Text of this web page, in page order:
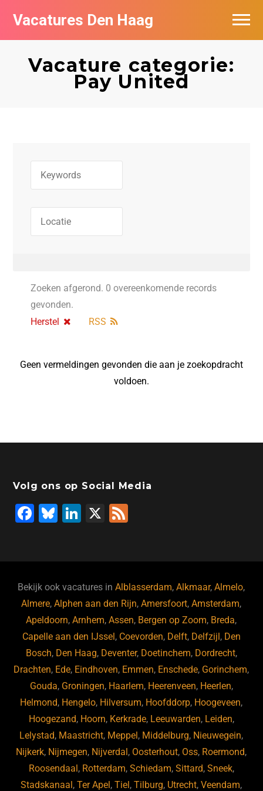
Vacatures Den Haag
Vacature categorie:
Pay United
Zoeken afgerond. 0 overeenkomende records
gevonden.
Herstel
RSS
Geen vermeldingen gevonden die aan je zoekopdracht
voldoen.
Volg ons op Social Media
F
b
o
o
k
Bl
ky
Li
dI
n
X
Bekijk ook vacatures inAlblasserdam,Alkmaar,Almelo,
Almere,Alphen aan den Rijn,Amersfoort,Amsterdam,
Apeldoorn,Arnhem,Assen, Bergen op Zoom, Breda,
Capelle aan den IJssel , Coevorden, Delft, Delfzijl , Den
Bosch, Den Haag, Deventer, Doetinchem, Dordrecht,
Drachten, Ede, Eindhoven, Emmen, Enschede, Gorinchem,
Gouda, Groningen, Haarlem, Heerenveen, Heerlen,
Helmond, Hengelo, Hilversum, Hoofddorp, Hoogeveen,
Hoogezand, Hoorn, Kerkrade, Leeuwarden, Leiden,
Lelystad, Maastricht, Meppel , Middelburg, Nieuwegein,
Nijkerk, Nijmegen, Nijverdal , Oosterhout, Oss, Roermond,
Roosendaal , Rotterdam, Schiedam, Sittard, Sneek,
Stadskanaal ,Ter Apel ,Tiel ,Tilburg, Utrecht,Veendam,
Vacatures per bedrijf in Den Haag
Populair